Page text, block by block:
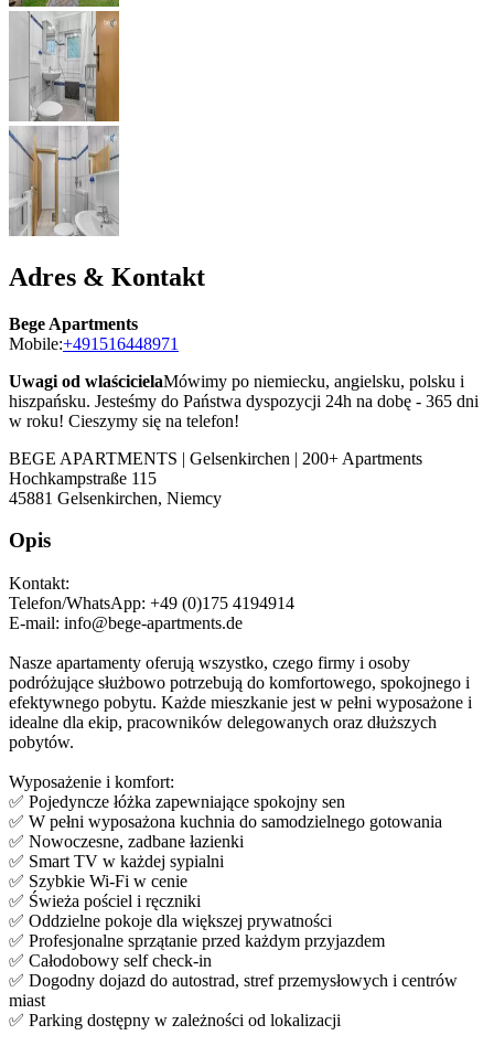
Adres & Kontakt
Bege Apartments
Mobile:+491516448971
Uwagi od wlaścicielaMówimy po niemiecku, angielsku, polsku i
hiszpańsku. Jesteśmy do Państwa dyspozycji 24h na dobę - 365 dni
w roku! Cieszymy się na telefon!
BEGE APARTMENTS | Gelsenkirchen | 200+ Apartments
Hochkampstraße 115
45881 Gelsenkirchen, Niemcy
Opis
Kontakt:
Telefon/WhatsApp: +49 (0)175 4194914
E-mail: info@bege-apartments.de
Nasze apartamenty oferują wszystko, czego firmy i osoby
podróżujące służbowo potrzebują do komfortowego, spokojnego i
efektywnego pobytu. Każde mieszkanie jest w pełni wyposażone i
idealne dla ekip, pracowników delegowanych oraz dłuższych
pobytów.
Wyposażenie i komfort:
✅ Pojedyncze łóżka zapewniające spokojny sen
✅ W pełni wyposażona kuchnia do samodzielnego gotowania
✅ Nowoczesne, zadbane łazienki
✅ Smart TV w każdej sypialni
✅ Szybkie Wi-Fi w cenie
✅ Świeża pościel i ręczniki
✅ Oddzielne pokoje dla większej prywatności
✅ Profesjonalne sprzątanie przed każdym przyjazdem
✅ Całodobowy self check-in
✅ Dogodny dojazd do autostrad, stref przemysłowych i centrów
miast
✅ Parking dostępny w zależności od lokalizacji